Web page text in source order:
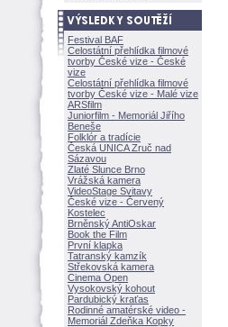
Festival BAF
Celostátní přehlídka filmové
tvorby České vize - České
vize
Celostátní přehlídka filmové
tvorby České vize - Malé vize
ARSfilm
Juniorfilm - Memoriál Jiřího
Beneše
Folklór a tradície
Česká UNICA Zruč nad
Sázavou
Zlaté Slunce Brno
Vrážská kamera
VideoStage Svitavy
České vize - Červený
Kostelec
Brněnský AntiOskar
Book the Film
První klapka
Tatranský kamzík
Střekovská kamera
Cinema Open
Vysokovský kohout
Pardubický kraťas
Rodinné amatérské video -
Memoriál Zdeňka Kopky